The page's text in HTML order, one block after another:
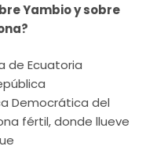
Yambio y sobre
de Ecuatoria
Democrática del
fértil, donde llueve